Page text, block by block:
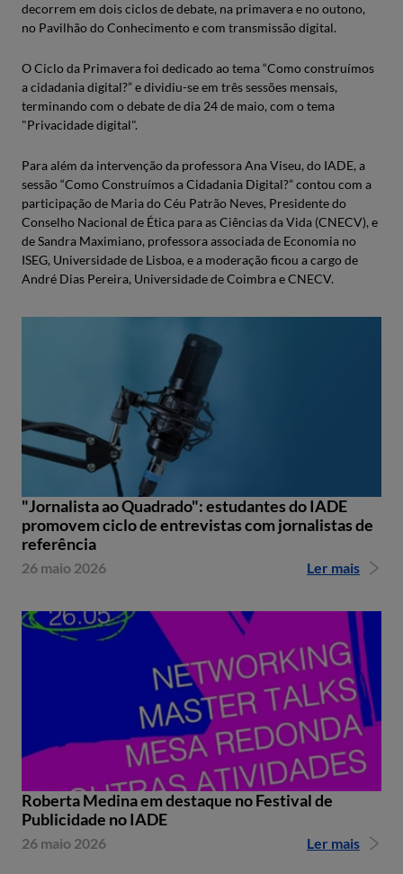
decorrem em dois ciclos de debate, na primavera e no outono,
no Pavilhão do Conhecimento e com transmissão digital.
O Ciclo da Primavera foi dedicado ao tema “Como construímos
a cidadania digital?” e dividiu-se em três sessões mensais,
terminando com o debate de dia 24 de maio, com o tema
"Privacidade digital".
Para além da intervenção da professora Ana Viseu, do IADE, a
sessão “Como Construímos a Cidadania Digital?” contou com a
participação de Maria do Céu Patrão Neves, Presidente do
Conselho Nacional de Ética para as Ciências da Vida (CNECV), e
de Sandra Maximiano, professora associada de Economia no
ISEG, Universidade de Lisboa, e a moderação ficou a cargo de
André Dias Pereira, Universidade de Coimbra e CNECV.
"Jornalista ao Quadrado": estudantes do IADE
promovem ciclo de entrevistas com jornalistas de
referência
26 maio 2026 Ler mais
Roberta Medina em destaque no Festival de
Publicidade no IADE
26 maio 2026 Ler mais